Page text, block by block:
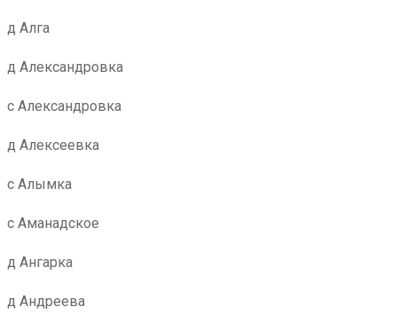
д Алга
д Александровка
с Александровка
д Алексеевка
с Алымка
с Аманадское
д Ангарка
д Андреева